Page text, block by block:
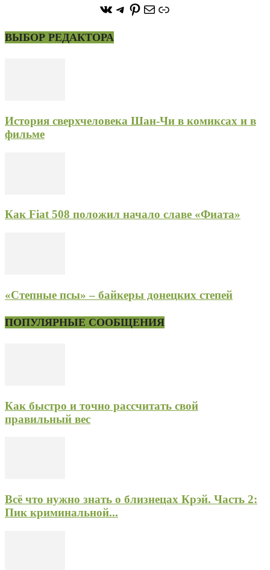
https://vk.com/
https://t.me/stoneforest
https://
ПочтаСсылка
ВЫБОР РЕДАКТОРА
История сверхчеловека Шан-Чи в комиксах и в
фильме
Как Fiat 508 положил начало славе «Фиата»
«Степные псы» – байкеры донецких степей
ПОПУЛЯРНЫЕ СООБЩЕНИЯ
Как быстро и точно рассчитать свой
правильный вес
Всё что нужно знать о близнецах Крэй. Часть 2:
Пик криминальной...